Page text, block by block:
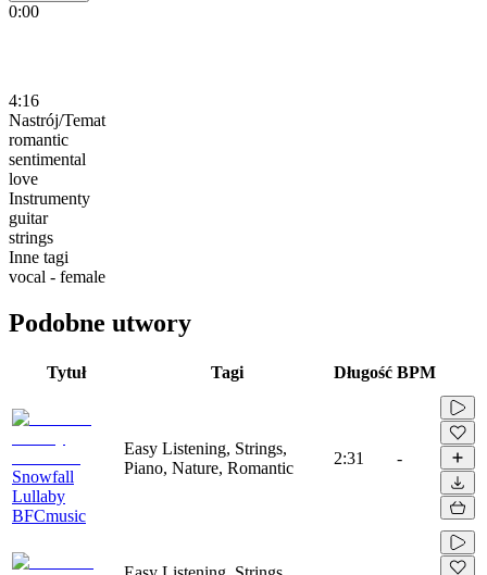
0:00
4:16
Nastrój/Temat
romantic
sentimental
love
Instrumenty
guitar
strings
Inne tagi
vocal - female
Podobne utwory
Tytuł Tagi Długość BPM
Snowfall
Lullaby
BFCmusic
Easy Listening, Strings,
Piano, Nature, Romantic
2:31 -